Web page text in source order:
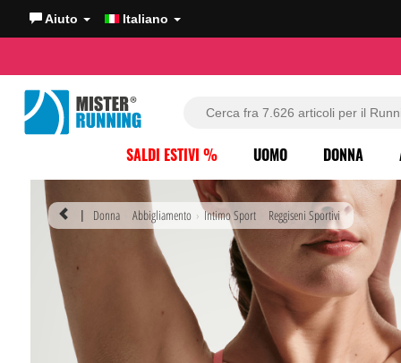
Aiuto Italiano
SALDI ESTIVI % UOMO DONNA
| Donna Abbigliamento Intimo Sport Reggiseni Sportivi